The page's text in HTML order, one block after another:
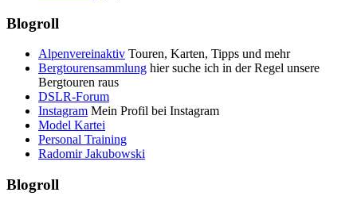
Blogroll
Alpenvereinaktiv Touren, Karten, Tipps und mehr
Bergtourensammlung hier suche ich in der Regel unsere
Bergtouren raus
DSLR-Forum
Instagram Mein Profil bei Instagram
Model Kartei
Personal Training
Radomir Jakubowski
Blogroll